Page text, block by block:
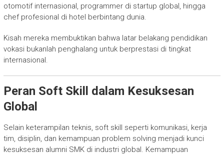
otomotif internasional, programmer di startup global, hingga
chef profesional di hotel berbintang dunia.
Kisah mereka membuktikan bahwa latar belakang pendidikan
vokasi bukanlah penghalang untuk berprestasi di tingkat
internasional.
Peran Soft Skill dalam Kesuksesan
Global
Selain keterampilan teknis, soft skill seperti komunikasi, kerja
tim, disiplin, dan kemampuan problem solving menjadi kunci
kesuksesan alumni SMK di industri global. Kemampuan